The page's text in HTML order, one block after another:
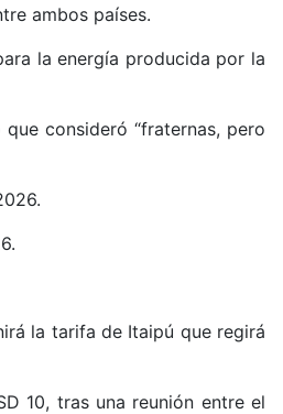
ambos países.
la energía producida por la
consideró “fraternas, pero
la tarifa de Itaipú que regirá
10, tras una reunión entre el